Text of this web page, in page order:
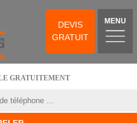
DEVIS
GRATUIT
MENU
GRATUITEMENT